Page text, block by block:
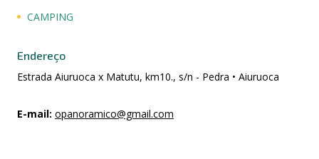
CAMPING
Endereço
Estrada Aiuruoca x Matutu, km10., s/n - Pedra • Aiuruoca
E-mail: opanoramico@gmail.com